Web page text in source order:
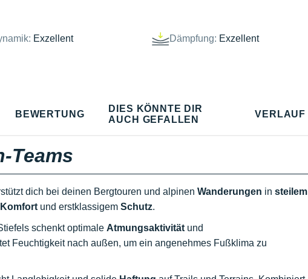
Exzellent Dämpfung: Exzellent
BEWERTUNG
DIES KÖNNTE DIR
AUCH GEFALLEN
VERLAUF
Teams
dich bei deinen Bergtouren und alpinen Wanderungen in steilem
Komfort und erstklassigem Schutz.
schenkt optimale Atmungsaktivität und
Feuchtigkeit nach außen, um ein angenehmes Fußklima zu